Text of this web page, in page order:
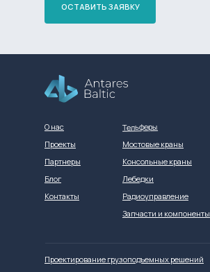
ОСТАВИТЬ ЗАЯВКУ
О нас
Проекты
Партнеры
Блог
Контакты
Тельферы
Мостовые краны
Консольные краны
Лебедки
Радиоуправление
Запчасти и компоненты
Проектирование грузоподъемных решений
Разработка сайта